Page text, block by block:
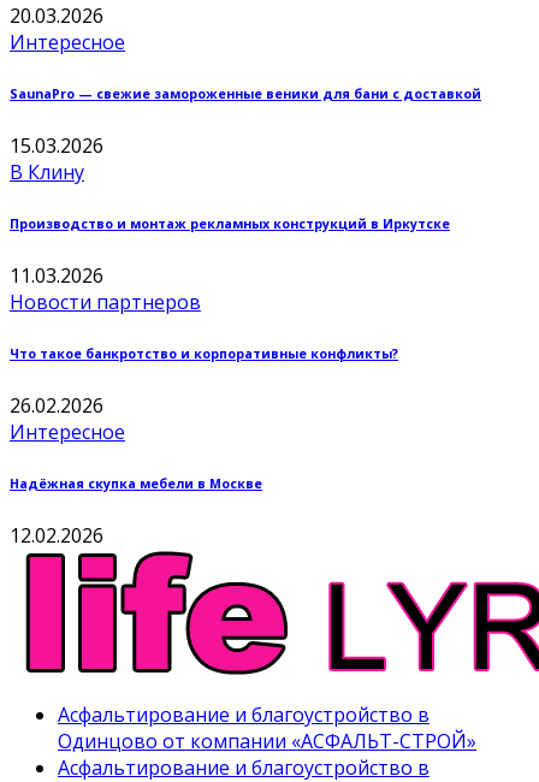
20.03.2026
Интересное
SaunaPro — свежие замороженные веники для бани с доставкой
15.03.2026
В Клину
Производство и монтаж рекламных конструкций в Иркутске
11.03.2026
Новости партнеров
Что такое банкротство и корпоративные конфликты?
26.02.2026
Интересное
Надёжная скупка мебели в Москве
12.02.2026
Асфальтирование и благоустройство в
Одинцово от компании «АСФАЛЬТ-СТРОЙ»
Асфальтирование и благоустройство в